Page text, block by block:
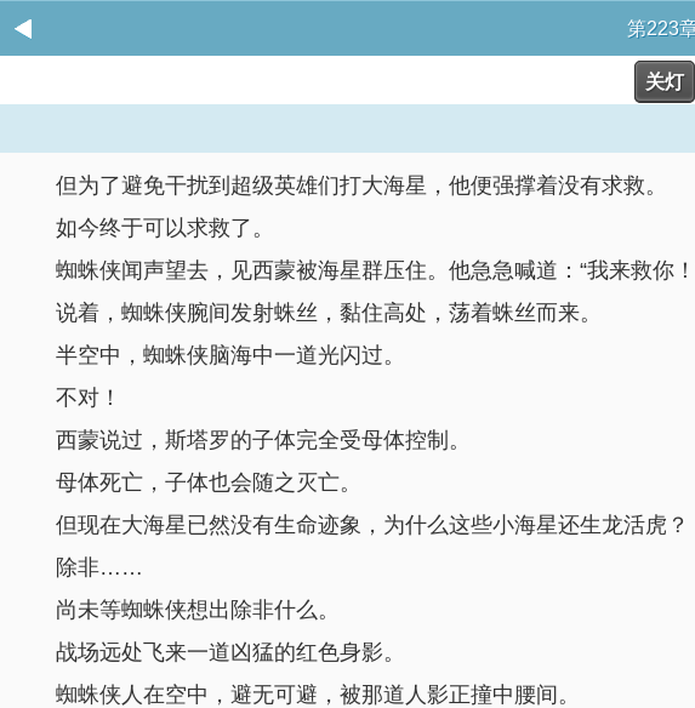
第223
关灯
但为了避免干扰到超级英雄们打大海星，他便强撑着没有求救。
如今终于可以求救了。
蜘蛛侠闻声望去，见西蒙被海星群压住。他急急喊道：“我来救你
说着，蜘蛛侠腕间发射蛛丝，黏住高处，荡着蛛丝而来。
半空中，蜘蛛侠脑海中一道光闪过。
不对！
西蒙说过，斯塔罗的子体完全受母体控制。
母体死亡，子体也会随之灭亡。
但现在大海星已然没有生命迹象，为什么这些小海星还生龙活虎？
除非……
尚未等蜘蛛侠想出除非什么。
战场远处飞来一道凶猛的红色身影。
蜘蛛侠人在空中，避无可避，被那道人影正撞中腰间。